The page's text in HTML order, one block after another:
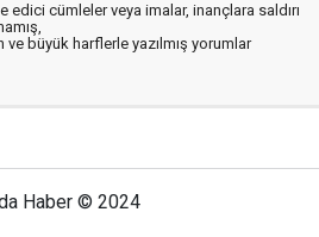
edici cümleler veya imalar, inançlara saldırı
ve büyük harflerle yazılmış yorumlar
Haber © 2024